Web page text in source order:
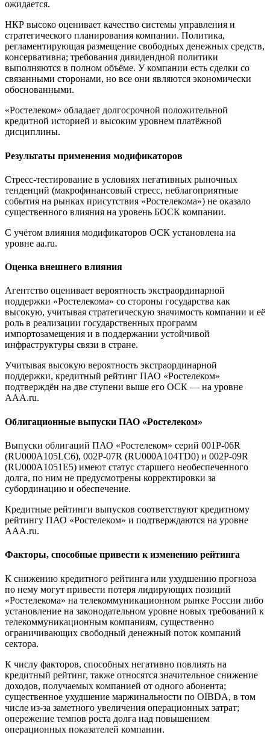
ожидается.
НКР высоко оценивает качество системы управления и
стратегического планирования компании. Политика,
регламентирующая размещение свободных денежных средств,
консервативна; требования дивидендной политики
выполняются в полном объёме. У компании есть сделки со
связанными сторонами, но все они являются экономически
обоснованными.
«Ростелеком» обладает долгосрочной положительной
кредитной историей и высоким уровнем платёжной
дисциплины.
Результаты применения модификаторов
Стресс-тестирование в условиях негативных рыночных
тенденций (макрофинансовый стресс, неблагоприятные
события на рынках присутствия «Ростелекома») не оказало
существенного влияния на уровень БОСК компании.
С учётом влияния модификаторов ОСК установлена на
уровне aa.ru.
Оценка внешнего влияния
Агентство оценивает вероятность экстраординарной
поддержки «Ростелекома» со стороны государства как
высокую, учитывая стратегическую значимость компании и её
роль в реализации государственных программ
импортозамещения и в поддержании устойчивой
инфраструктуры связи в стране.
Учитывая высокую вероятность экстраординарной
поддержки, кредитный рейтинг ПАО «Ростелеком»
подтверждён на две ступени выше его ОСК — на уровне
AAA.ru.
Облигационные выпуски ПАО «Ростелеком»
Выпуски облигаций ПАО «Ростелеком» серий 001P-06R
(RU000A105LC6), 002Р-07R (RU000А104TD0) и 002Р-09R
(RU000A1051E5) имеют статус старшего необеспеченного
долга, по ним не предусмотрены корректировки за
субординацию и обеспечение.
Кредитные рейтинги выпусков соответствуют кредитному
рейтингу ПАО «Ростелеком» и подтверждаются на уровне
AAA.ru.
Факторы, способные привести к изменению рейтинга
К снижению кредитного рейтинга или ухудшению прогноза
по нему могут привести потеря лидирующих позиций
«Ростелекома» на телекоммуникационном рынке России либо
установление на законодательном уровне новых требований к
телекоммуникационным компаниям, существенно
ограничивающих свободный денежный поток компаний
сектора.
К числу факторов, способных негативно повлиять на
кредитный рейтинг, также относятся значительное снижение
доходов, получаемых компанией от одного абонента;
существенное ухудшение маржинальности по OIBDA, в том
числе из-за заметного увеличения операционных затрат;
опережение темпов роста долга над повышением
операционных показателей компании.